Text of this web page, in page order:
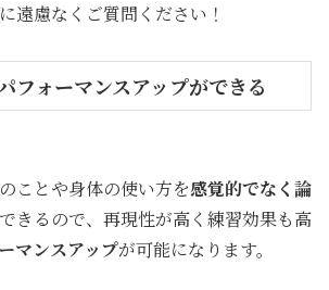
遠慮なくご質問ください！
フォーマンスアップができる
ことや身体の使い方を感覚的でなく論
きるので、再現性が高く練習効果も高
マンスアップが可能になります。